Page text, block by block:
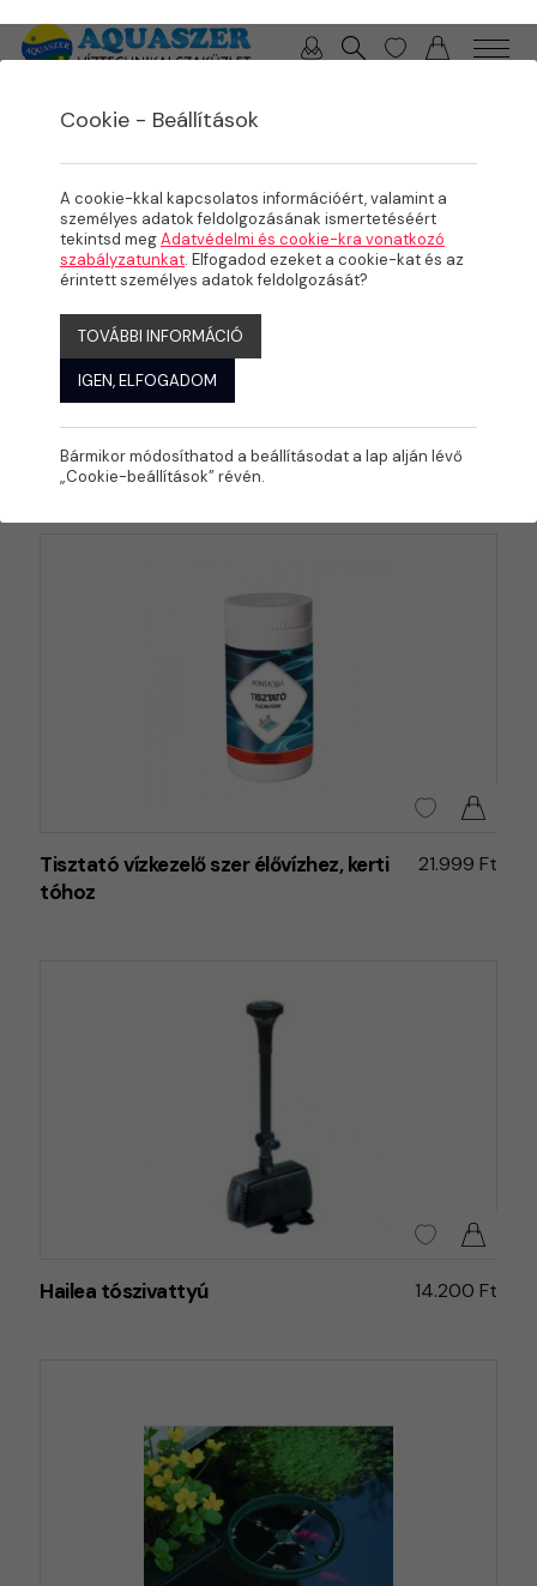
KATEGÓRIÁK
Tisztató vízkezelő szer élővízhez, kerti
tóhoz
21.999 Ft
Hailea tószivattyú 14.200 Ft
Cookie - Beállítások
A cookie-kkal kapcsolatos információért, valamint a
személyes adatok feldolgozásának ismertetéséért
tekintsd megAdatvédelmi és cookie-kra vonatkozó
szabályzatunkat. Elfogadod ezeket a cookie-kat és az
érintett személyes adatok feldolgozását?
TOVÁBBI INFORMÁCIÓ
IGEN, ELFOGADOM
Bármikor módosíthatod a beállításodat a lap alján lévő
„Cookie-beállítások” révén.